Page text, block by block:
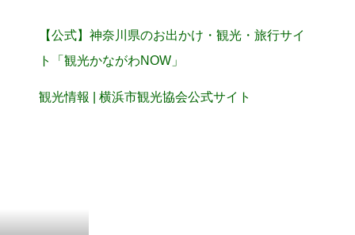
【公式】神奈川県のお出かけ・観光・旅行サイ
ト「観光かながわNOW」
観光情報 | 横浜市観光協会公式サイト